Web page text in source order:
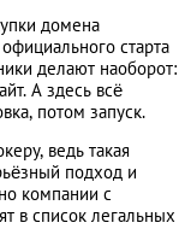
домена
старта
делают наоборот:
А здесь всё
потом запуск.
ведь такая
подход и
компании с
в список легальных